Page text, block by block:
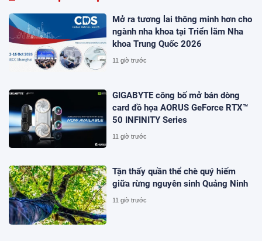
Mở ra tương lai thông minh hơn cho
ngành nha khoa tại Triển lãm Nha
khoa Trung Quốc 2026
11 giờ trước
GIGABYTE công bố mở bán dòng
card đồ họa AORUS GeForce RTX™
50 INFINITY Series
11 giờ trước
Tận thấy quần thể chè quý hiếm
giữa rừng nguyên sinh Quảng Ninh
11 giờ trước